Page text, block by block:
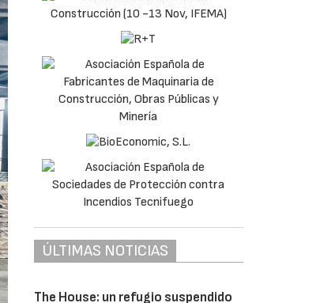
ÚLTIMAS NOTICIAS
The House: un refugio suspendido